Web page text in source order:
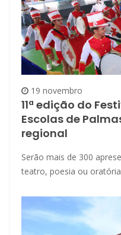
19 novembro
11ª edição do
Escolas de
regional
Serão mais de 300
teatro, poesia ou